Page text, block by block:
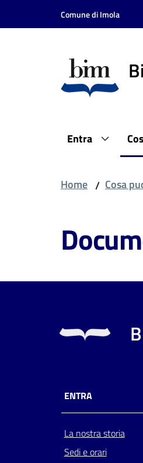
Vai al contenuto
Vai alla navigazione
Comune di Imola
Entra
Home / Cosa
ENTRA
La nostra storia
Sedi e orari